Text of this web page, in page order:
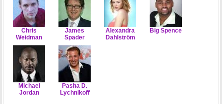
Chris
Weidman
James
Spader
Alexandra
Dahlström
Big Spence
Michael
Jordan
Pasha D.
Lychnikoff